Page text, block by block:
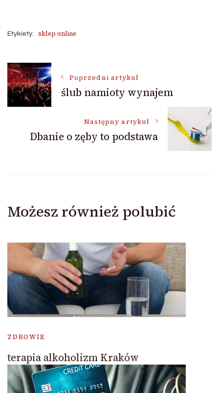
Etykiety: sklep online
Nawigacja
wpisu
Poprzedni artykuł
ślub namioty wynajem
Następny artykuł
Dbanie o zęby to podstawa
Możesz również polubić
ZDROWIE
terapia alkoholizm Kraków